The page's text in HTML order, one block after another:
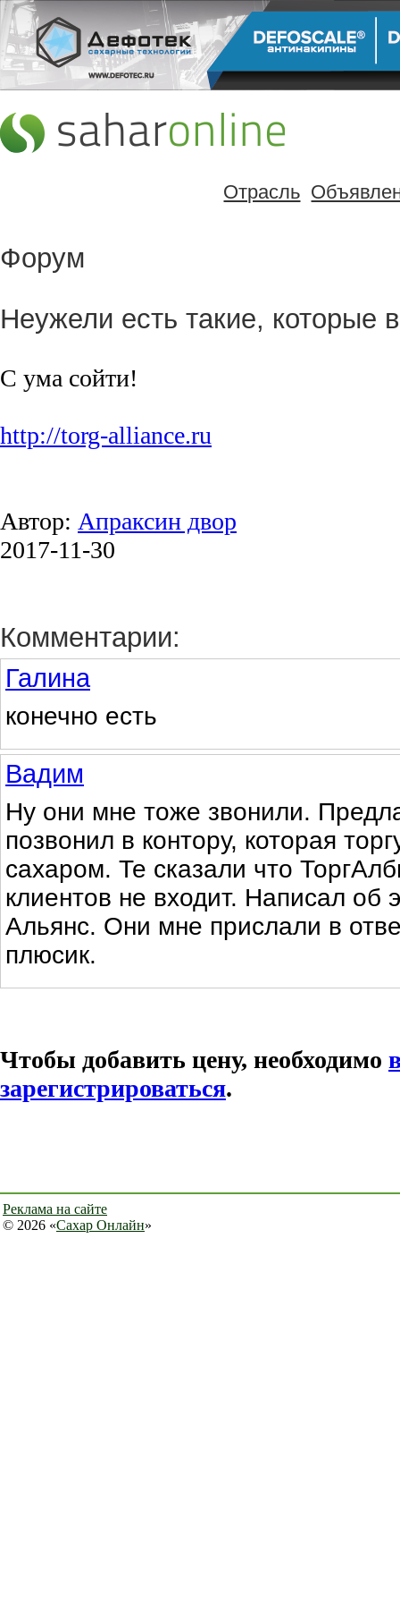
Отрасль
Форум
Неужели есть такие, которые
С ума сойти!
http://torg-alliance.ru
Автор: Апраксин двор
2017-11-30
Комментарии:
Галина
конечно есть
Вадим
Ну они мне тоже звонили.
позвонил в контору, которая
сахаром. Те сказали что
клиентов не входит. Написал об
Альянс. Они мне прислали в
плюсик.
Чтобы добавить цену, необходимо
зарегистрироваться.
Реклама на сайте
© 2026 «Сахар Онлайн»